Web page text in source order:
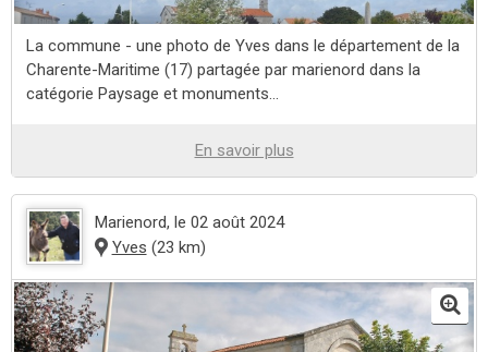
La commune - une photo de Yves dans le département de la
Charente-Maritime (17) partagée par marienord dans la
catégorie Paysage et monuments...
En savoir plus
Marienord, le 02 août 2024
Yves (23 km)